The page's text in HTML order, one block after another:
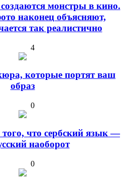
монстры в кино.
наконец объясняют,
так реалистично
4
которые портят ваш
образ
0
того, что сербский язык —
наоборот
0